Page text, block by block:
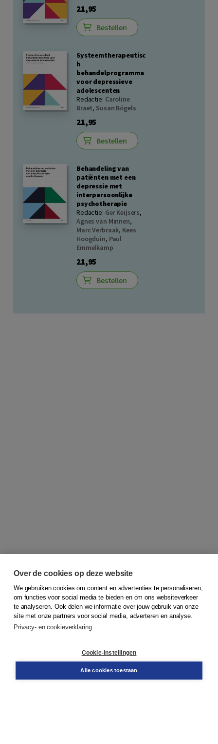
21,95
Bestellen
Systeemtherapeutisc
h
behandelprogramma
voor depressieve
adolescenten
Redactie: Caroline
Braet, Susan Bögels
21,95
Bestellen
Behandeling van
patiënten met een
depressie met
interpersoonlijke
psychotherapie
Redactie: Ger Keijsers,
Agnes van Minnen,
Marc Verbraak, Kees
Hoogduin, Paul
Emmelkamp
21,95
Bestellen
© 2026Koninklijke Boom uitgevers
Bestellen
Over de cookies op deze website
We gebruiken cookies om content en advertenties te personaliseren,
om functies voor social media te bieden en om ons websiteverkeer
te analyseren. Ook delen we informatie over jouw gebruik van onze
site met onze partners voor social media, adverteren en analyse.
Privacy- en cookieverklaring
Cookie-instellingen
Alle cookies toestaan